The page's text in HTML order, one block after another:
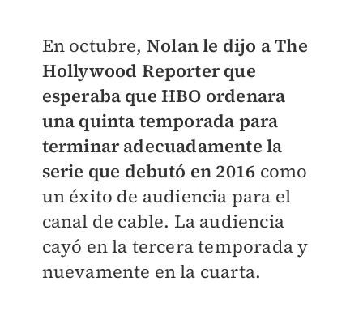
En octubre, Nolan le dijo a The
Hollywood Reporter que
esperaba que HBO ordenara
una quinta temporada para
terminar adecuadamente la
serie que debutó en 2016 como
un éxito de audiencia para el
canal de cable. La audiencia
cayó en la tercera temporada y
nuevamente en la cuarta.